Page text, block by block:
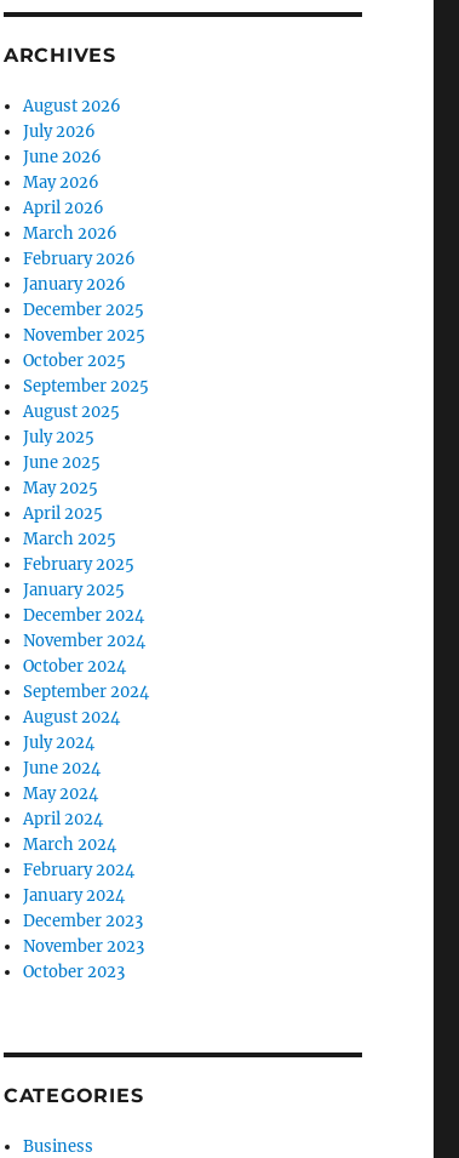
ARCHIVES
August 2026
July 2026
June 2026
May 2026
April 2026
March 2026
February 2026
January 2026
December 2025
November 2025
October 2025
September 2025
August 2025
July 2025
June 2025
May 2025
April 2025
March 2025
February 2025
January 2025
December 2024
November 2024
October 2024
September 2024
August 2024
July 2024
June 2024
May 2024
April 2024
March 2024
February 2024
January 2024
December 2023
November 2023
October 2023
CATEGORIES
Business